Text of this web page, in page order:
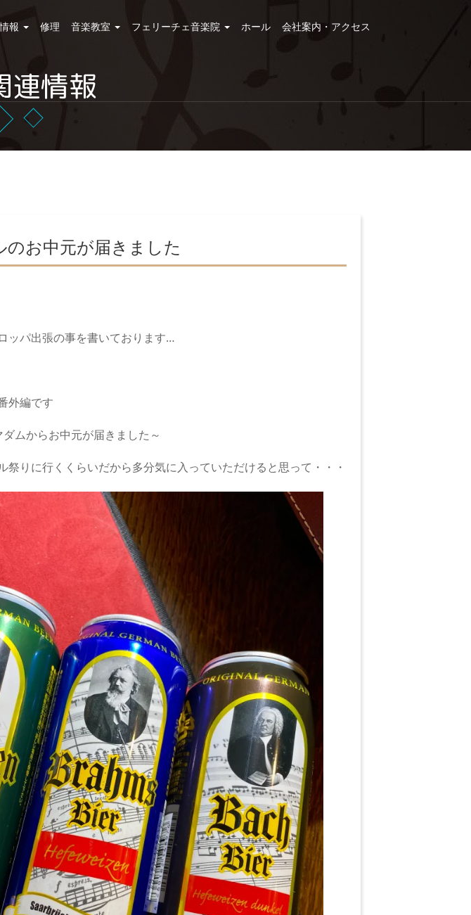
報 修理 音楽教室 フェリーチェ音楽院 ホール 会社案内・アクセス
連情報
お中元が届きました
ッパ出張の事を書いております…
外編です
ムからお中元が届きました～
祭りに行くくらいだから多分気に入っていただけると思って・・・